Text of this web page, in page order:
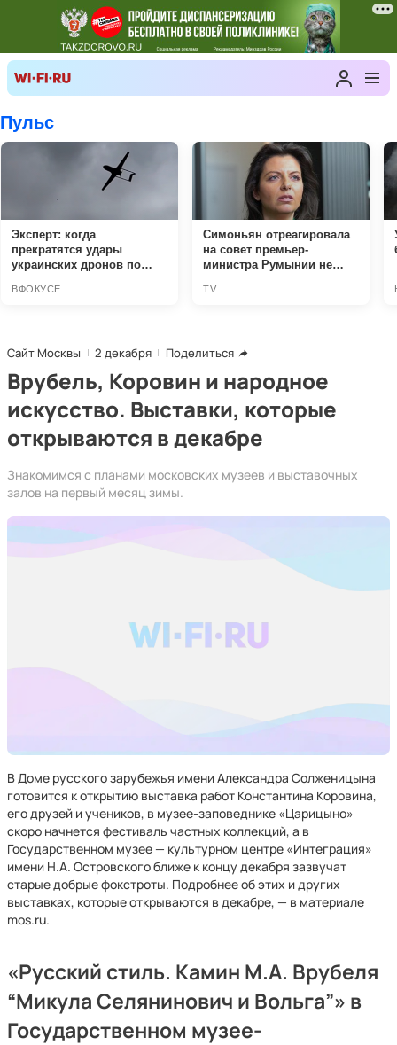
Сайт Москвы 2 декабря Поделиться
Врубель, Коровин и народное
искусство. Выставки, которые
открываются в декабре
Знакомимся с планами московских музеев и выставочных
залов на первый месяц зимы.
В Доме русского зарубежья имени Александра Солженицына
готовится к открытию выставка работ Константина Коровина,
его друзей и учеников, в музее-заповеднике «Царицыно»
скоро начнется фестиваль частных коллекций, а в
Государственном музее — культурном центре «Интеграция»
имени Н.А. Островского ближе к концу декабря зазвучат
старые добрые фокстроты. Подробнее об этих и других
выставках, которые открываются в декабре, — в материале
mos.ru.
«Русский стиль. Камин М.А. Врубеля
“Микула Селянинович и Вольга”» в
Государственном музее-